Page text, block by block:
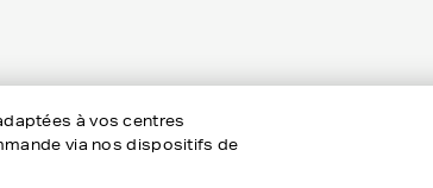
à vos centres
via nos dispositifs de